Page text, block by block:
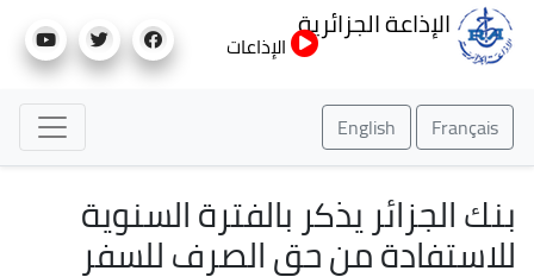
إلى
الإذاعة الجزائرية
الإذاعات
Français
English
بنك الجزائر يذكر بالفترة السنوية
للاستفادة من حق الصرف للسفر